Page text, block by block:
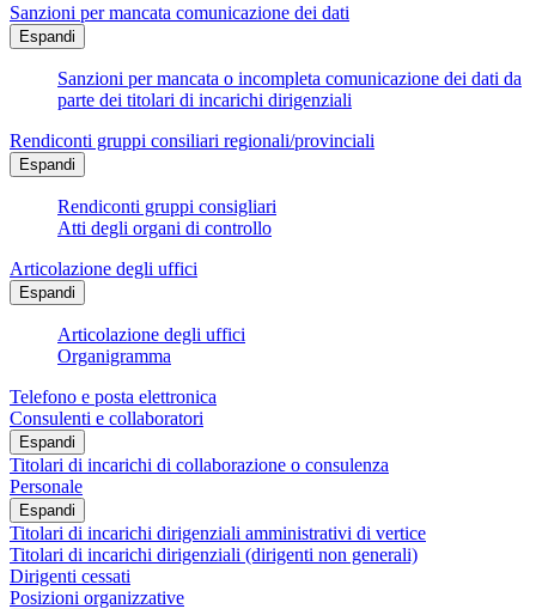
Sanzioni per mancata comunicazione dei dati
Espandi
Sanzioni per mancata o incompleta comunicazione dei dati da
parte dei titolari di incarichi dirigenziali
Rendiconti gruppi consiliari regionali/provinciali
Espandi
Rendiconti gruppi consigliari
Atti degli organi di controllo
Articolazione degli uffici
Espandi
Articolazione degli uffici
Organigramma
Telefono e posta elettronica
Consulenti e collaboratori
Espandi
Titolari di incarichi di collaborazione o consulenza
Personale
Espandi
Titolari di incarichi dirigenziali amministrativi di vertice
Titolari di incarichi dirigenziali (dirigenti non generali)
Dirigenti cessati
Posizioni organizzative